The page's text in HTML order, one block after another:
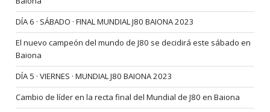
DÍA 6 · SÁBADO · FINAL MUNDIAL J80 BAIONA 2023
El nuevo campeón del mundo de J80 se decidirá este sábado en
Baiona
DÍA 5 · VIERNES · MUNDIAL J80 BAIONA 2023
Cambio de líder en la recta final del Mundial de J80 en Baiona